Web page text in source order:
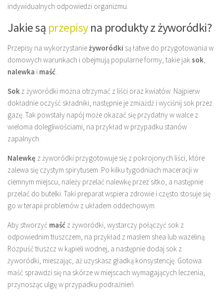
indywidualnych odpowiedzi organizmu.
Jakie są przepisyna produkty z żyworódki?
Przepisy na wykorzystanieżyworódki są łatwe do przygotowania w
domowych warunkach i obejmują popularne formy, takie jaksok,
nalewka i maść.
Sok z żyworódki można otrzymać z liści oraz kwiatów. Najpierw
dokładnie oczyść składniki, następnie je zmiażdż i wyciśnij sok przez
gazę. Tak powstały napój może okazać się przydatny w walce z
wieloma dolegliwościami, na przykład w przypadku stanów
zapalnych.
Nalewkę z żyworódki przygotowuje się z pokrojonych liści, które
zalewa się czystym spirytusem. Po kilku tygodniach maceracji w
ciemnym miejscu, należy przelać nalewkę przez sitko, a następnie
przelać do butelki. Taki preparat wspiera zdrowie i często stosuje się
go w terapii problemów z układem oddechowym.
Aby stworzyć maść z żyworódki, wystarczy połączyć sok z
odpowiednim tłuszczem, na przykład z masłem shea lub wazeliną.
Rozpuść tłuszcz w kąpieli wodnej, a następnie dodaj sok z
żyworódki, mieszając, aż uzyskasz gładką konsystencję. Gotowa
maść sprawdzi się na skórze w miejscach wymagających leczenia,
przynosząc ulgę w przypadku podrażnień.